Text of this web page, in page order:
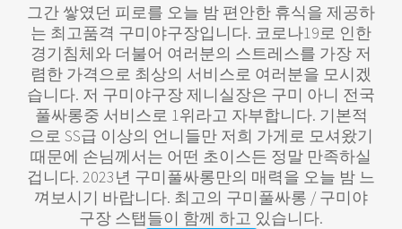
그간 쌓였던 피로를 오늘 밤 편안한 휴식을 제공하
는 최고품격 구미야구장입니다. 코로나19로 인한
경기침체와 더불어 여러분의 스트레스를 가장 저
렴한 가격으로 최상의 서비스로 여러분을 모시겠
습니다. 저 구미야구장 제니실장은 구미 아니 전국
풀싸롱중 서비스로 1위라고 자부합니다. 기본적
으로 SS급 이상의 언니들만 저희 가게로 모셔왔기
때문에 손님께서는 어떤 초이스든 정말 만족하실
겁니다. 2023년 구미풀싸롱만의 매력을 오늘 밤 느
껴보시기 바랍니다. 최고의 구미풀싸롱 / 구미야
구장 스탭들이 함께 하고 있습니다.​